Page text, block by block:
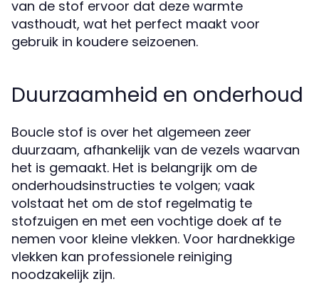
van de stof ervoor dat deze warmte
vasthoudt, wat het perfect maakt voor
gebruik in koudere seizoenen.
Duurzaamheid en onderhoud
Boucle stof is over het algemeen zeer
duurzaam, afhankelijk van de vezels waarvan
het is gemaakt. Het is belangrijk om de
onderhoudsinstructies te volgen; vaak
volstaat het om de stof regelmatig te
stofzuigen en met een vochtige doek af te
nemen voor kleine vlekken. Voor hardnekkige
vlekken kan professionele reiniging
noodzakelijk zijn.